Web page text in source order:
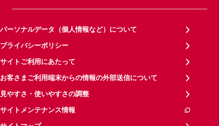
パーソナルデータ（個人情報など）について
プライバシーポリシー
サイトご利用にあたって
お客さまご利用端末からの情報の外部送信について
見やすさ・使いやすさの調整
サイトメンテナンス情報